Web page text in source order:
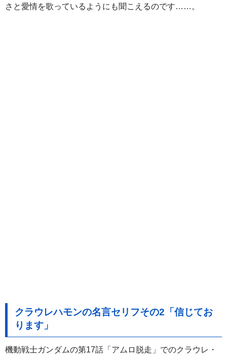
さと愛情を歌っているようにも聞こえるのです……。
クラウレハモンの名言セリフその2「信じてお
ります」
機動戦士ガンダムの第17話「アムロ脱走」でのクラウレ・